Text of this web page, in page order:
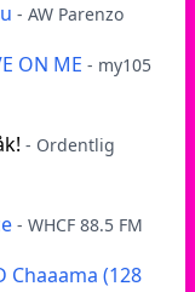
- AW Parenzo
ON ME - my105
- Ordentlig
- WHCF 88.5 FM
Chaaama (128